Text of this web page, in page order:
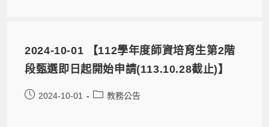
2024-10-01 【112學年度師資培育生第2階
段甄選即日起開始申請(113.10.28截止)】
2024-10-01 教務公告